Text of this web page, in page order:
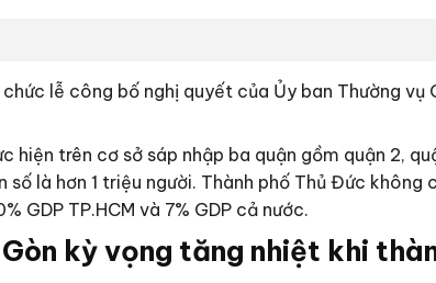
lễ công bố nghị quyết của Ủy ban Thường
hiện trên cơ sở sáp nhập ba quận gồm quận 2,
là hơn 1 triệu người. Thành phố Thủ Đức
GDP TP.HCM và 7% GDP cả nước.
kỳ vọng tăng nhiệt khi